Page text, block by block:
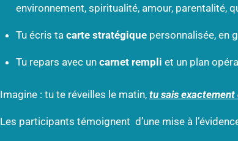
environnement, spiritualité, amour, parentalité,
Tu écris ta carte stratégiquepersonnalisée, en
Tu repars avec un carnet rempli et un plan
Imagine : tu te réveilles le matin, tu sais exactement
Les participants témoignent d’une mise à